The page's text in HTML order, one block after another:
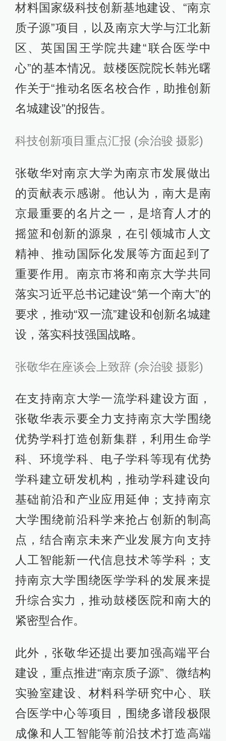
材料国家级科技创新基地建设、“南京
质子源”项目，以及南京大学与江北新
区、英国国王学院共建“联合医学中
心”的基本情况。鼓楼医院院长韩光曙
作关于“推动名医名校合作，助推创新
名城建设”的报告。
科技创新项目重点汇报 (佘治骏 摄影)
张敬华对南京大学为南京市发展做出
的贡献表示感谢。他认为，南大是南
京最重要的名片之一，是培育人才的
摇篮和创新的源泉，在引领城市人文
精神、推动国际化发展等方面起到了
重要作用。南京市将和南京大学共同
落实习近平总书记建设“第一个南大”的
要求，推动“双一流”建设和创新名城建
设，落实科技强国战略。
张敬华在座谈会上致辞 (佘治骏 摄影)
在支持南京大学一流学科建设方面，
张敬华表示要全力支持南京大学围绕
优势学科打造创新集群，利用生命学
科、环境学科、电子学科等现有优势
学科建立研发机构，推动学科建设向
基础前沿和产业应用延伸；支持南京
大学围绕前沿科学来抢占创新的制高
点，结合南京未来产业发展方向支持
人工智能新一代信息技术等学科；支
持南京大学围绕医学学科的发展来提
升综合实力，推动鼓楼医院和南大的
紧密型合作。
此外，张敬华还提出要加强高端平台
建设，重点推进“南京质子源”、微结构
实验室建设、材料科学研究中心、联
合医学中心等项目，围绕多谱段极限
成像和人工智能等前沿技术打造高端